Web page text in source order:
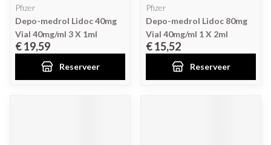
Pfizer
Depo-medrol Lidoc 40mg
Vial 40mg/ml 3 X 1ml
€ 19,59
Reserveer
Pfizer
Depo-medrol Lidoc 80mg
Vial 40mg/ml 1 X 2ml
€ 15,52
Reserveer